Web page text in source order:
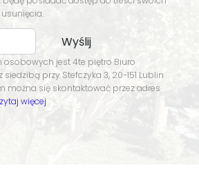
jest 4te piętro Biuro
siedzibą przy Stefczyka 3, 20-151 Lublin
można się skontaktować przez adres
więcej